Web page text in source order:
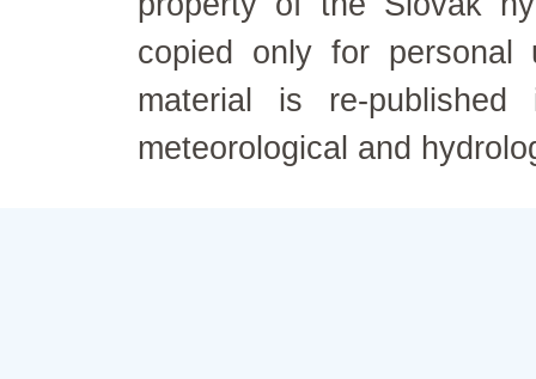
copied only for personal
material is re-
meteorological and